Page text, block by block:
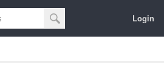
Login